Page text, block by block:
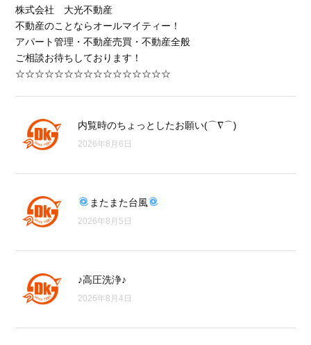
株式会社 大光不動産
不動産のことならオールマイティー！
アパート管理・不動産売買・不動産全般
ご相談お待ちしております！
☆☆☆☆☆☆☆☆☆☆☆☆☆☆☆☆
内覧時のちょっとしたお願い(⌒∇⌒)
2026年8月6日
またまた台風
2026年8月5日
♪高圧洗浄♪
2026年8月4日